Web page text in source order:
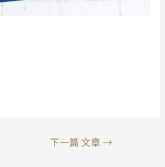
下一篇 文章 →